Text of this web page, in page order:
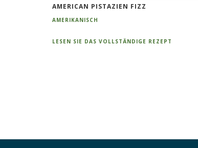
AMERICAN PISTAZIEN FIZZ
AMERIKANISCH
LESEN SIE DAS VOLLSTÄNDIGE REZEPT